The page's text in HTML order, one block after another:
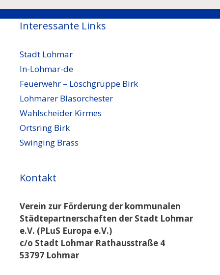
Interessante Links
Stadt Lohmar
In-Lohmar-de
Feuerwehr – Löschgruppe Birk
Lohmarer Blasorchester
Wahlscheider Kirmes
Ortsring Birk
Swinging Brass
Kontakt
Verein zur Förderung der kommunalen
Städtepartnerschaften der Stadt Lohmar
e.V. (PLuS Europa e.V.)
c/o Stadt Lohmar Rathausstraße 4
53797 Lohmar